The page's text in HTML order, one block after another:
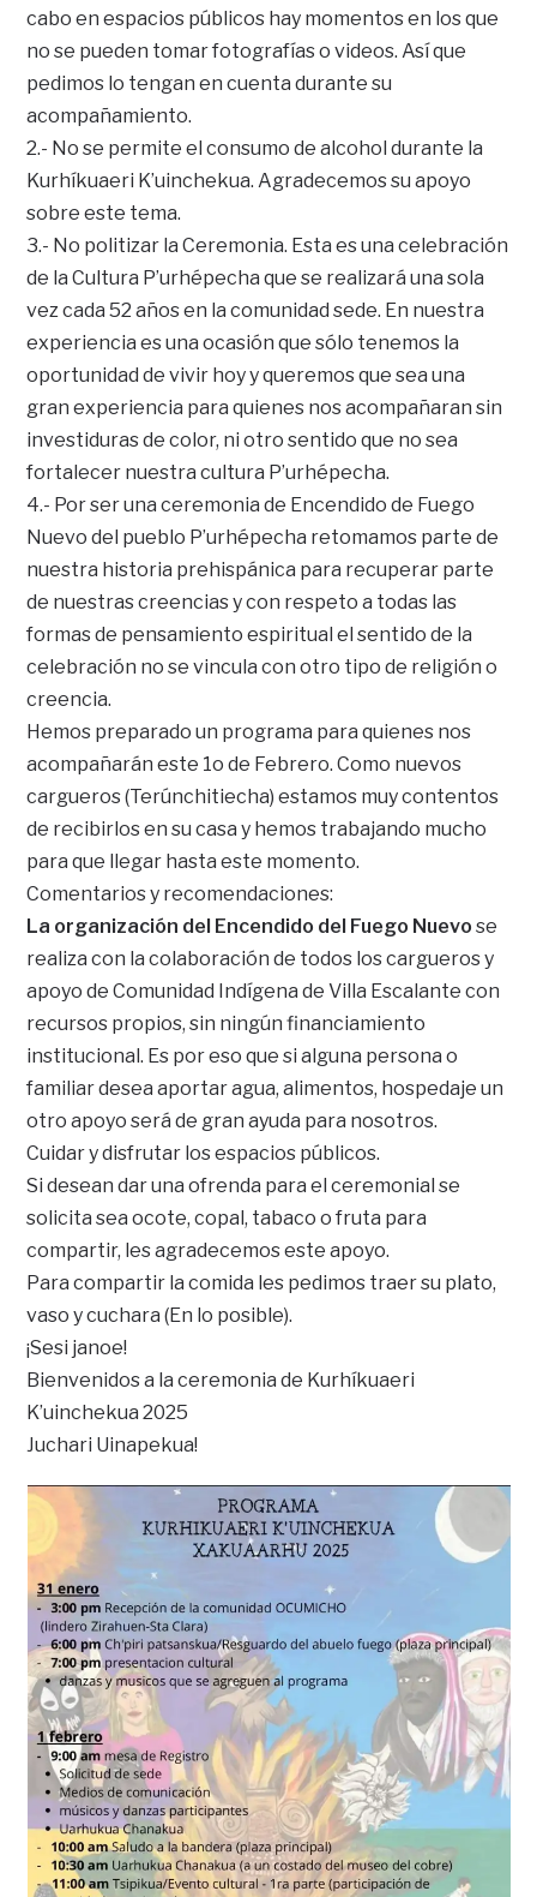
cabo en espacios públicos hay momentos en los que
no se pueden tomar fotografías o videos. Así que
pedimos lo tengan en cuenta durante su
acompañamiento.
2.- No se permite el consumo de alcohol durante la
Kurhíkuaeri K’uinchekua. Agradecemos su apoyo
sobre este tema.
3.- No politizar la Ceremonia. Esta es una celebración
de la Cultura P’urhépecha que se realizará una sola
vez cada 52 años en la comunidad sede. En nuestra
experiencia es una ocasión que sólo tenemos la
oportunidad de vivir hoy y queremos que sea una
gran experiencia para quienes nos acompañaran sin
investiduras de color, ni otro sentido que no sea
fortalecer nuestra cultura P’urhépecha.
4.- Por ser una ceremonia de Encendido de Fuego
Nuevo del pueblo P’urhépecha retomamos parte de
nuestra historia prehispánica para recuperar parte
de nuestras creencias y con respeto a todas las
formas de pensamiento espiritual el sentido de la
celebración no se vincula con otro tipo de religión o
creencia.
Hemos preparado un programa para quienes nos
acompañarán este 1o de Febrero. Como nuevos
cargueros (Terúnchitiecha) estamos muy contentos
de recibirlos en su casa y hemos trabajando mucho
para que llegar hasta este momento.
Comentarios y recomendaciones:
La organización del Encendido del Fuego Nuevo se
realiza con la colaboración de todos los cargueros y
apoyo de Comunidad Indígena de Villa Escalante con
recursos propios, sin ningún financiamiento
institucional. Es por eso que si alguna persona o
familiar desea aportar agua, alimentos, hospedaje un
otro apoyo será de gran ayuda para nosotros.
Cuidar y disfrutar los espacios públicos.
Si desean dar una ofrenda para el ceremonial se
solicita sea ocote, copal, tabaco o fruta para
compartir, les agradecemos este apoyo.
Para compartir la comida les pedimos traer su plato,
vaso y cuchara (En lo posible).
¡Sesi janoe!
Bienvenidos a la ceremonia de Kurhíkuaeri
K’uinchekua 2025
Juchari Uinapekua!